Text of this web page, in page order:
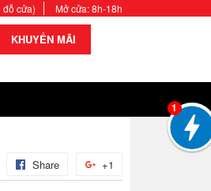
đỗ cửa) Mở cửa: 8h-18h
KHUYẾN MÃI
+1
Share
1